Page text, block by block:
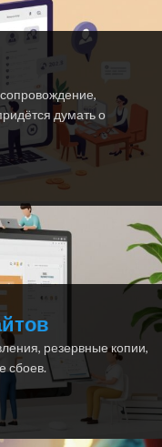
думать о
резервные копии,
сбоев.